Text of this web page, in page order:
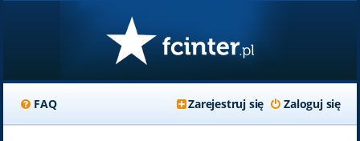
FAQ Zaloguj się
Zarejestruj się